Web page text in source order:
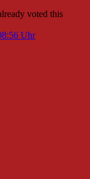
voted this
Uhr